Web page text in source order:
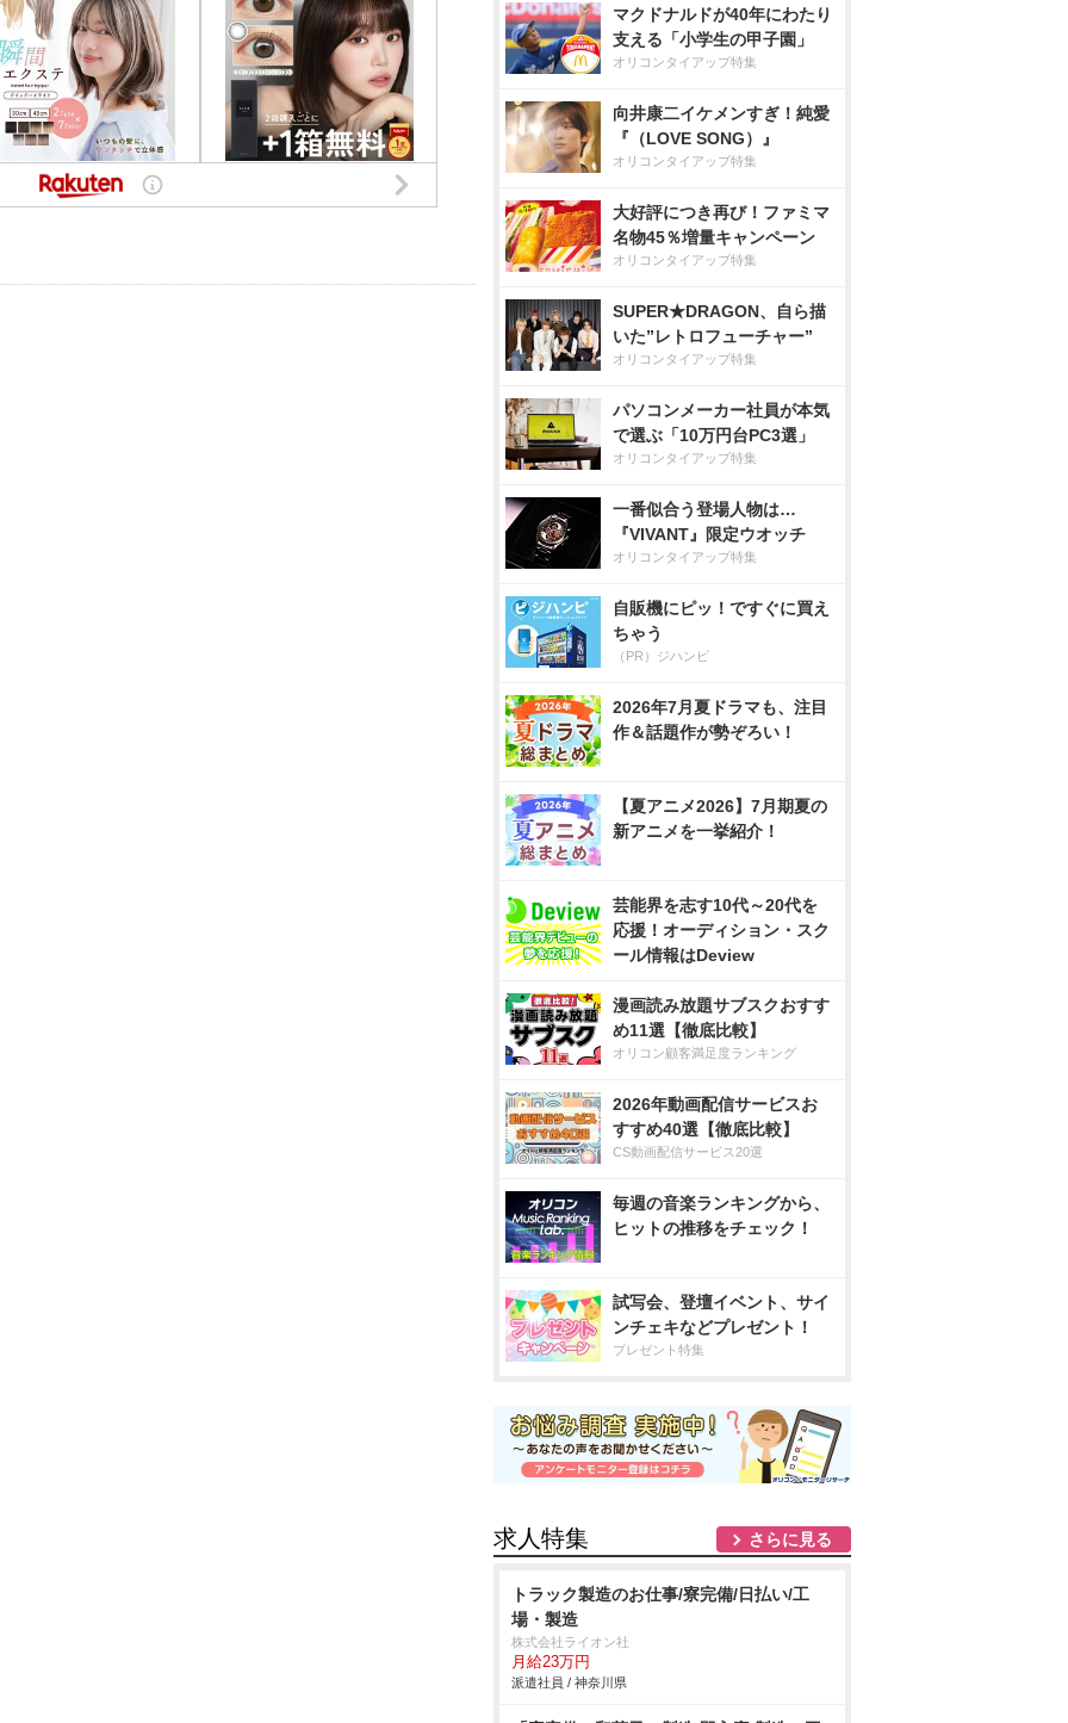
マクドナルドが40年にわたり
支える「小学生の甲子園」
オリコンタイアップ特集
向井康二イケメンすぎ！純愛
『（LOVE SONG）』
オリコンタイアップ特集
大好評につき再び！ファミマ
名物45％増量キャンペーン
オリコンタイアップ特集
SUPER★DRAGON、自ら描
いた”レトロフューチャー”
オリコンタイアップ特集
パソコンメーカー社員が本気
で選ぶ「10万円台PC3選」
オリコンタイアップ特集
一番似合う登場人物は…
『VIVANT』限定ウオッチ
オリコンタイアップ特集
自販機にピッ！ですぐに買え
ちゃう
（PR）ジハンピ
2026年7月夏ドラマも、注目
作＆話題作が勢ぞろい！
【夏アニメ2026】7月期夏の
新アニメを一挙紹介！
芸能界を志す10代～20代を
応援！オーディション・スク
ール情報はDeview
漫画読み放題サブスクおすす
め11選【徹底比較】
オリコン顧客満足度ランキング
2026年動画配信サービスお
すすめ40選【徹底比較】
CS動画配信サービス20選
毎週の音楽ランキングから、
ヒットの推移をチェック！
試写会、登壇イベント、サイ
ンチェキなどプレゼント！
プレゼント特集
求人特集 さらに見る
トラック製造のお仕事/寮完備/日払い/工
場・製造
株式会社ライオン社
月給23万円
派遣社員 / 神奈川県